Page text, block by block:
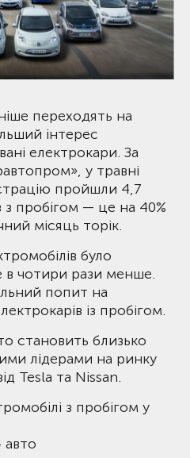
переходять на
інтерес
електрокари. За
у травні
пройшли 4,7
з пробігом — це на 40%
місяць торік.
було
в чотири рази менше.
попит на
із пробігом.
становить близько
лідерами на ринку
Tesla та Nissan.
з пробігом у
авто